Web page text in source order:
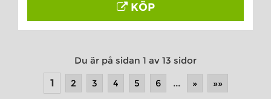
KÖP
Du är på sidan 1 av 13 sidor
1
2 3 4 5 6 ... » »»